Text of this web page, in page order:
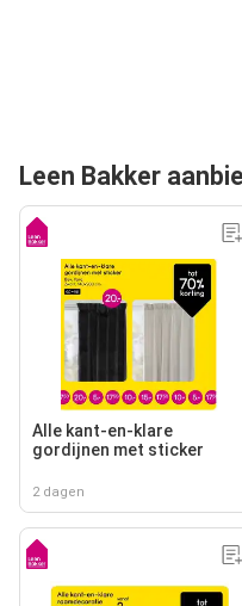
Leen Bakker
Alle kant-en-klare
gordijnen met sticker
2 dagen